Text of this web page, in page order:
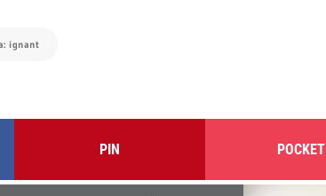
ignant
PIN POCKET